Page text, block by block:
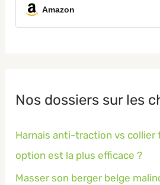
Amazon
Nos dossiers sur les
Harnais anti-traction vs collier
option est la plus efficace ?
Masser son berger belge